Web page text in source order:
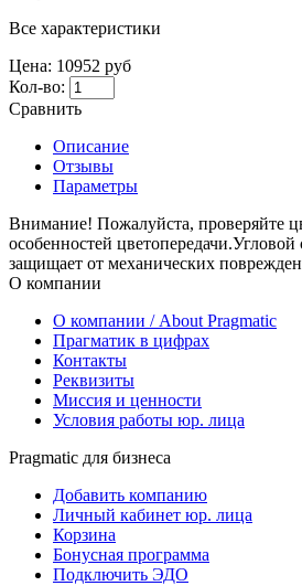
Все характеристики
Цена: 10952 руб
Кол-во:
Сравнить
Описание
Отзывы
Параметры
Внимание! Пожалуйста, проверяйте
особенностей
защищает от механических
О компании
О компании / About Pragmatic
Прагматик в цифрах
Контакты
Реквизиты
Миссия и ценности
Условия работы юр. лица
Pragmatic для бизнеса
Добавить компанию
Личный кабинет юр. лица
Корзина
Бонусная программа
Подключить ЭДО